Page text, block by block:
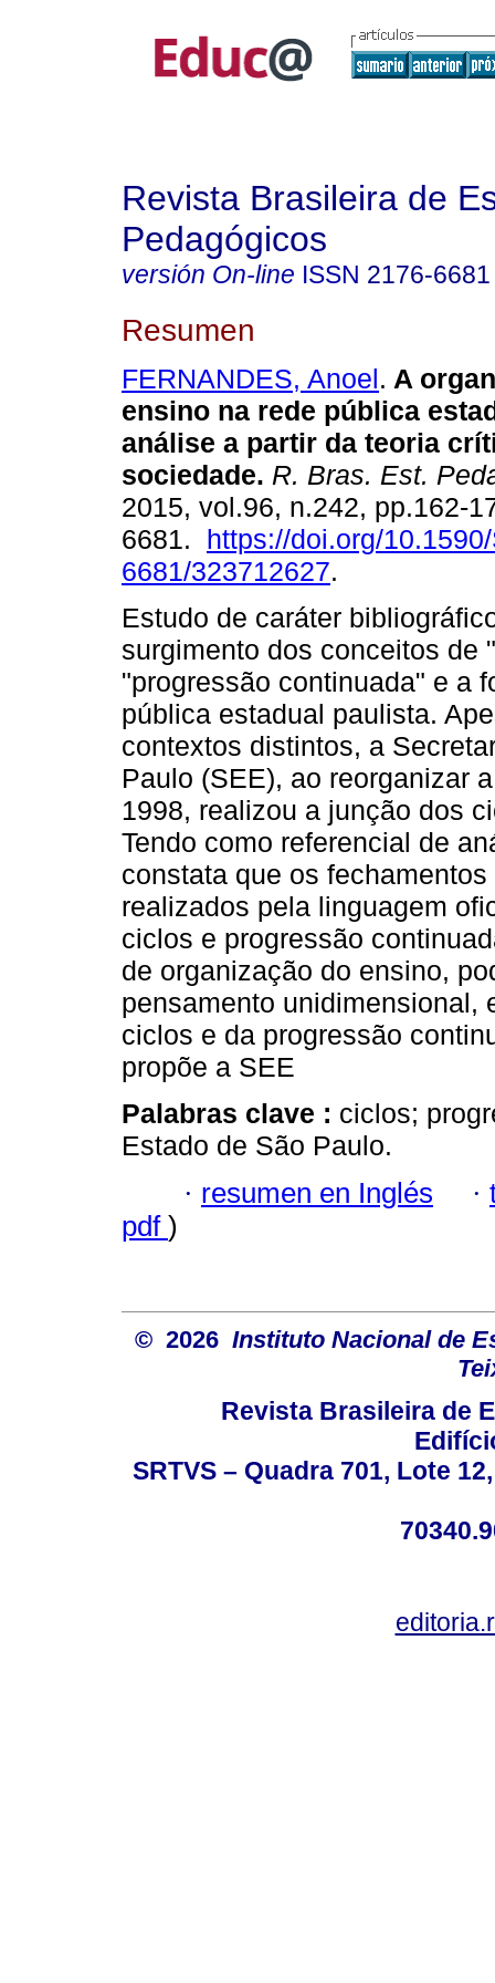
Revista Brasileira de
Pedagógicos
versión On-line ISSN 2176-6681
Resumen
FERNANDES, Anoel. A
ensino na rede pública
análise a partir da teoria
sociedade. R. Bras. Est.
2015, vol.96, n.242, pp.162-
6681. https://doi.org/
6681/323712627.
Estudo de caráter
surgimento dos conceitos de
"progressão continuada" e a
pública estadual paulista.
contextos distintos, a
Paulo (SEE), ao reorganizar
1998, realizou a junção dos
Tendo como referencial de
constata que os
realizados pela linguagem
ciclos e progressão
de organização do ensino,
pensamento unidimensional,
ciclos e da progressão
propõe a SEE
Palabras clave : ciclos;
Estado de São Paulo.
· resumen en Inglés ·
pdf )
© 2026 Instituto Nacional de
Revista Brasileira de
SRTVS – Quadra 701, Lote